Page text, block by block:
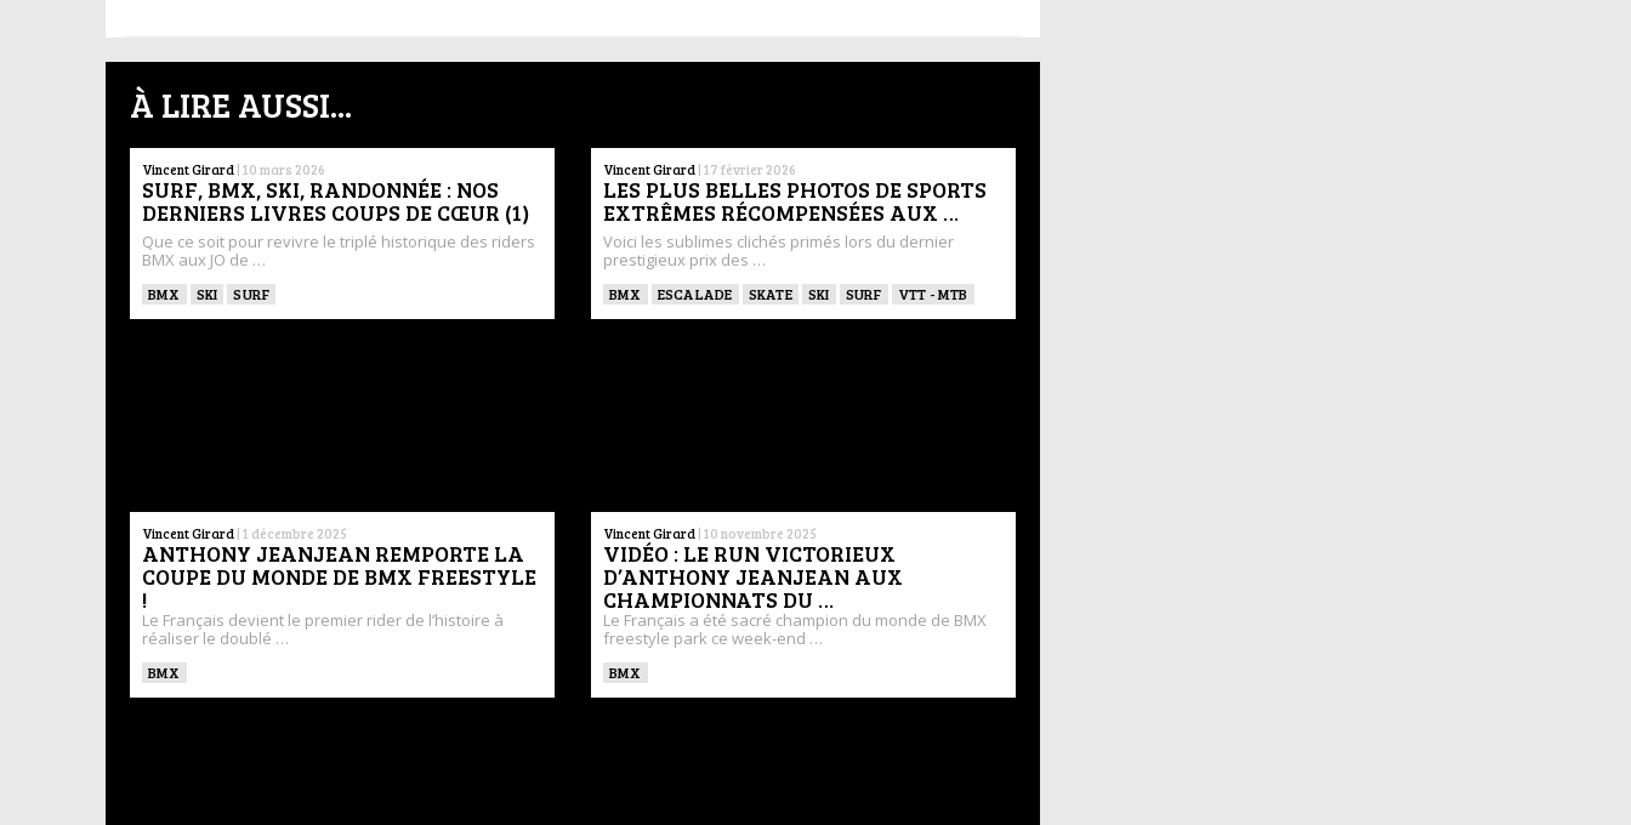
À LIRE AUSSI...
Vincent Girard | 10 mars 2026
SURF, BMX, SKI, RANDONNÉE : NOS
DERNIERS LIVRES COUPS DE CŒUR (1)
Que ce soit pour revivre le triplé historique des riders
BMX aux JO de …
BMX SKI SURF
Vincent Girard | 17 février 2026
LES PLUS BELLES PHOTOS DE SPORTS
EXTRÊMES RÉCOMPENSÉES AUX …
Voici les sublimes clichés primés lors du dernier
prestigieux prix des …
BMX ESCALADE SKATE SKI SURF VTT - MTB
Vincent Girard | 1 décembre 2025
ANTHONY JEANJEAN REMPORTE LA
COUPE DU MONDE DE BMX FREESTYLE
!
Le Français devient le premier rider de l’histoire à
réaliser le doublé …
BMX
Vincent Girard | 10 novembre 2025
VIDÉO : LE RUN VICTORIEUX
D’ANTHONY JEANJEAN AUX
CHAMPIONNATS DU …
Le Français a été sacré champion du monde de BMX
freestyle park ce week-end …
BMX